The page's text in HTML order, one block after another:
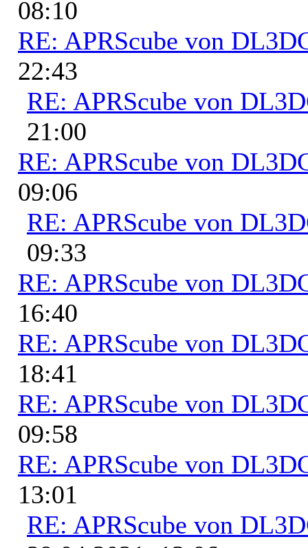
08:10
RE: APRScube von
22:43
RE: APRScube von
21:00
RE: APRScube von
09:06
RE: APRScube von
09:33
RE: APRScube von
16:40
RE: APRScube von
18:41
RE: APRScube von
09:58
RE: APRScube von
13:01
RE: APRScube von